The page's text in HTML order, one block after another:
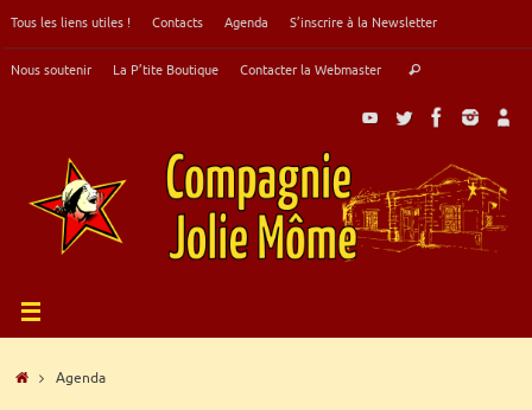
au
Tous les liens utiles ! Contacts Agenda S’inscrire à la Newsletter
Nous soutenir La P’tite Boutique Contacter la Webmaster Rechercher
Accueil
Agenda